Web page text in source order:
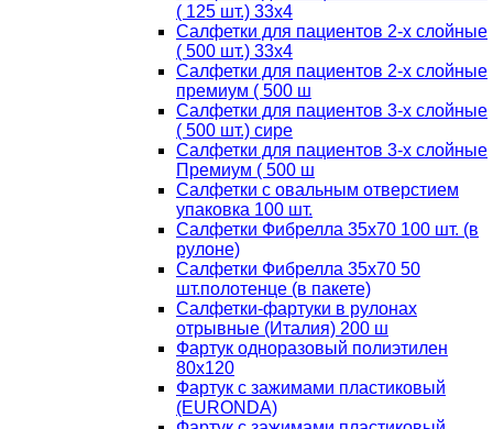
( 125 шт.) 33х4
Салфетки для пациентов 2-х слойные
( 500 шт.) 33х4
Салфетки для пациентов 2-х слойные
премиум ( 500 ш
Салфетки для пациентов 3-х слойные
( 500 шт.) сире
Салфетки для пациентов 3-х слойные
Премиум ( 500 ш
Салфетки с овальным отверстием
упаковка 100 шт.
Салфетки Фибрелла 35х70 100 шт. (в
рулоне)
Салфетки Фибрелла 35х70 50
шт.полотенце (в пакете)
Салфетки-фартуки в рулонах
отрывные (Италия) 200 ш
Фартук одноразовый полиэтилен
80х120
Фартук с зажимами пластиковый
(EURONDA)